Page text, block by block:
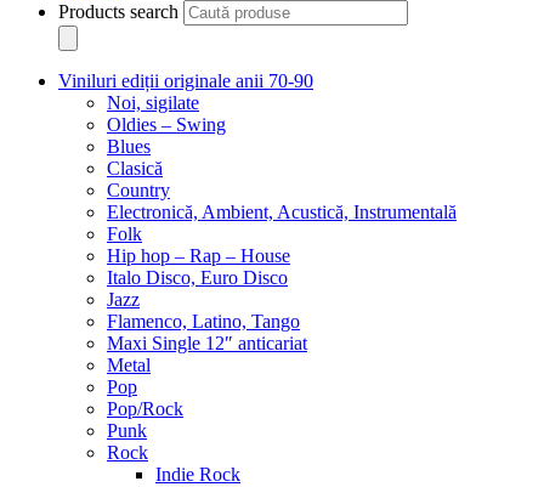
Products search
Viniluri ediții originale anii 70-90
Noi, sigilate
Oldies – Swing
Blues
Clasică
Country
Electronică, Ambient, Acustică, Instrumentală
Folk
Hip hop – Rap – House
Italo Disco, Euro Disco
Jazz
Flamenco, Latino, Tango
Maxi Single 12″ anticariat
Metal
Pop
Pop/Rock
Punk
Rock
Indie Rock